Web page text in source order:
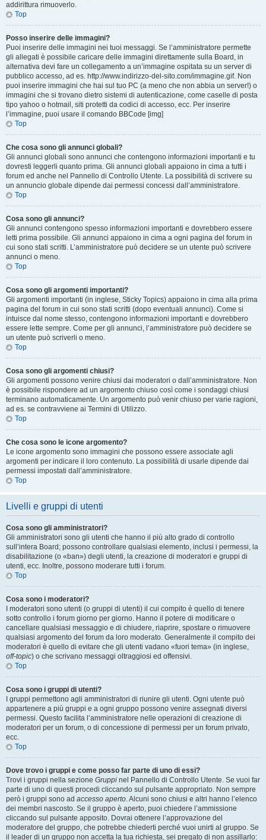
addirittura rimuoverlo.
Top
Posso inserire delle immagini?
Puoi inserire delle immagini nei tuoi messaggi. Se l’amministratore permette
gli allegati è possibile caricare delle immagini direttamente sulla Board, in
alternativa devi fare un collegamento a un’immagine ospitata su un server di
pubblico accesso, ad es. http://www.indirizzo-del-sito.com/immagine.gif. Non
puoi inserire immagini che hai sul tuo PC (a meno che non abbia un server!) o
immagini che si trovano dietro sistemi di autenticazione, come caselle di posta
tipo yahoo o hotmail, siti protetti da codici di accesso, ecc. Per inserire
l’immagine, puoi usare il comando BBCode [img]
Top
Che cosa sono gli annunci globali?
Gli annunci globali sono annunci che contengono informazioni importanti e tu
dovresti leggerli quanto prima. Gli annunci globali appaiono in cima a tutti i
forum ed anche nel Pannello di Controllo Utente. La possibilità di scrivere su
un annuncio globale dipende dai permessi concessi dall’amministratore.
Top
Cosa sono gli annunci?
Gli annunci contengono spesso informazioni importanti e dovrebbero essere
letti prima possibile. Gli annunci appaiono in cima a ogni pagina del forum in
cui sono stati scritti. L’amministratore può decidere se un utente può scrivere
annunci o meno.
Top
Cosa sono gli argomenti importanti?
Gli argomenti importanti (in inglese, Sticky Topics) appaiono in cima alla prima
pagina del forum in cui sono stati scritti (dopo eventuali annunci). Come si
intuisce dal nome stesso, contengono informazioni importanti e dovrebbero
essere lette sempre. Come per gli annunci, l’amministratore può decidere se
un utente può scriverli o meno.
Top
Cosa sono gli argomenti chiusi?
Gli argomenti possono venire chiusi dai moderatori o dall’amministratore. Non
è possibile rispondere ad un argomento chiuso così come i sondaggi chiusi
terminano automaticamente. Un argomento può venir chiuso per varie ragioni,
ad es. se contravviene ai Termini di Utilizzo.
Top
Che cosa sono le icone argomento?
Le icone argomento sono immagini che possono essere associate agli
argomenti per indicare il loro contenuto. La possibilità di usarle dipende dai
permessi impostati dall’amministratore.
Top
Livelli e gruppi di utenti
Cosa sono gli amministratori?
Gli amministratori sono gli utenti che hanno il più alto grado di controllo
sull’intera Board; possono controllare qualsiasi elemento, inclusi i permessi, la
disabilitazione (o «ban») degli utenti, la creazione di moderatori e gruppi di
utenti, ecc. Inoltre, possono moderare tutti i forum.
Top
Cosa sono i moderatori?
I moderatori sono utenti (o gruppi di utenti) il cui compito è quello di tenere
sotto controllo i forum giorno per giorno. Hanno il potere di modificare o
cancellare qualsiasi messaggio e di chiudere, riaprire, spostare o rimuovere
qualsiasi argomento del forum da loro moderato. Generalmente il compito dei
moderatori è quello di evitare che gli utenti vadano «fuori tema» (in inglese,
off-topic) o che scrivano messaggi oltraggiosi ed offensivi.
Top
Cosa sono i gruppi di utenti?
I gruppi permettono agli amministratori di riunire gli utenti. Ogni utente può
appartenere a più gruppi e a ogni gruppo possono venire assegnati diversi
permessi. Questo facilita l’amministratore nelle operazioni di creazione di
moderatori per un forum, o di concessione di permessi per un forum privato,
ecc.
Top
Dove trovo i gruppi e come posso far parte di uno di essi?
Trovi i gruppi nella sezione Gruppi nel Pannello di Controllo Utente. Se vuoi far
parte di uno di questi procedi cliccando sul pulsante appropriato. Non sempre
però i gruppi sono ad accesso aperto. Alcuni sono chiusi e altri hanno l’elenco
dei membri nascosto. Se il gruppo è aperto, puoi chiedere l’ammissione
cliccando sul pulsante apposito. Dovrai ottenere l’approvazione del
moderatore del gruppo, che potrebbe chiederti perché vuoi unirti al gruppo. Se
il leader di un gruppo non accetta la tua richiesta, sei pregato di non assillarlo: